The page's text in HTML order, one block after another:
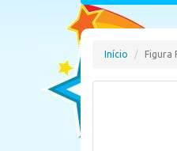
Início Figura